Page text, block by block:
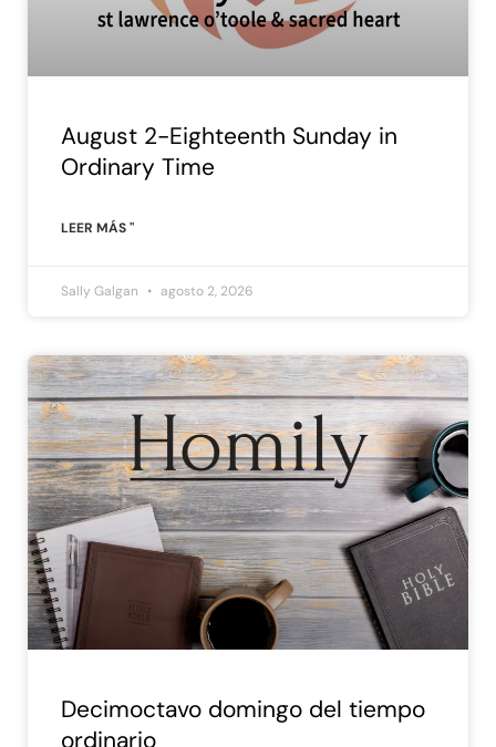
August 2-Eighteenth Sunday in
Ordinary Time
LEER MÁS "
Sally Galgan agosto 2, 2026
Decimoctavo domingo del tiempo
ordinario